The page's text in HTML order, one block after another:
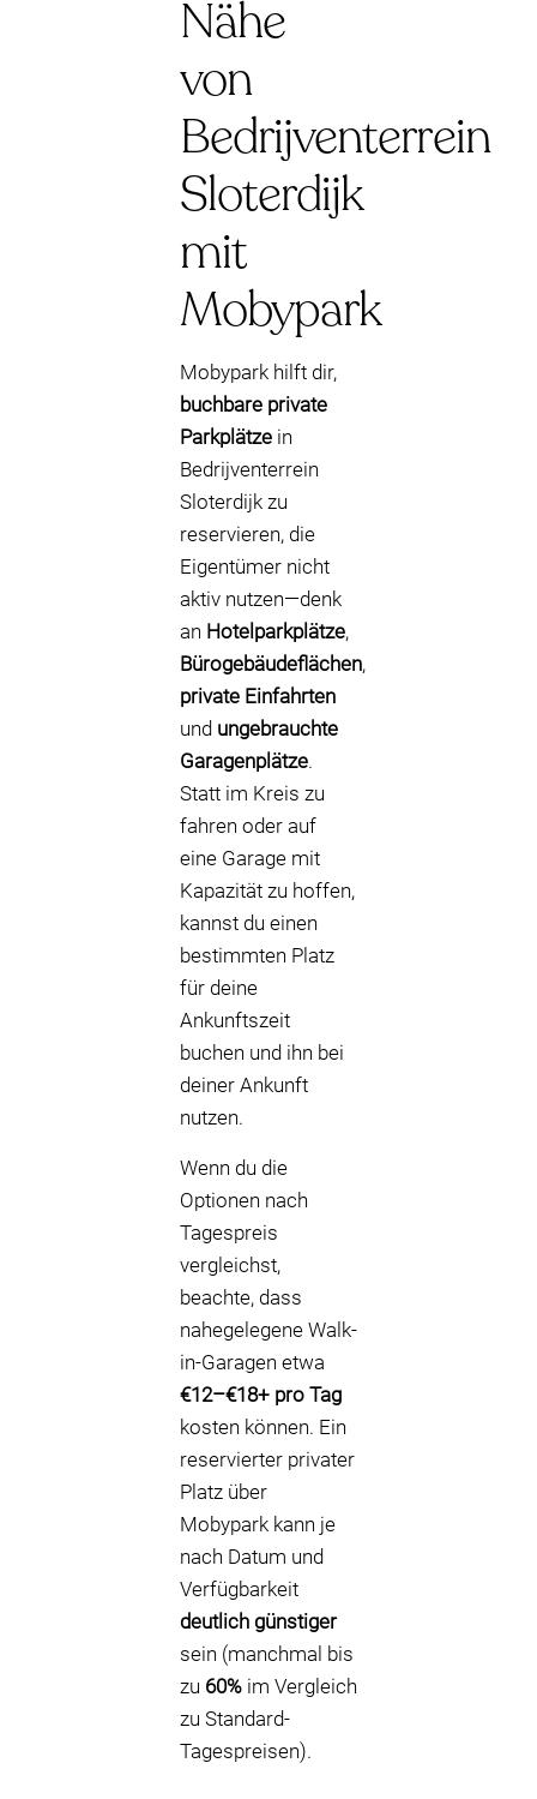
Nähe
von
Bedrijventerrein
Sloterdijk
mit
Mobypark
Mobypark hilft dir,
buchbare private
Parkplätze in
Bedrijventerrein
Sloterdijk zu
reservieren, die
Eigentümer nicht
aktiv nutzen—denk
an Hotelparkplätze,
Bürogebäudeflächen,
private Einfahrten
und ungebrauchte
Garagenplätze.
Statt im Kreis zu
fahren oder auf
eine Garage mit
Kapazität zu hoffen,
kannst du einen
bestimmten Platz
für deine
Ankunftszeit
buchen und ihn bei
deiner Ankunft
nutzen.
Wenn du die
Optionen nach
Tagespreis
vergleichst,
beachte, dass
nahegelegene Walk-
in-Garagen etwa
€12–€18+ pro Tag
kosten können. Ein
reservierter privater
Platz über
Mobypark kann je
nach Datum und
Verfügbarkeit
deutlich günstiger
sein (manchmal bis
zu 60% im Vergleich
zu Standard-
Tagespreisen).